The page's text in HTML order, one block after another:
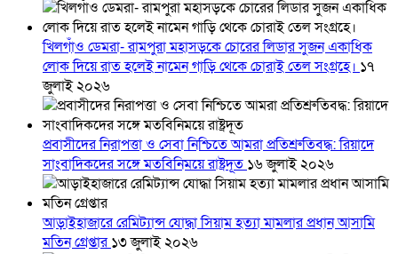
খিলগাঁও ডেমরা- রামপুরা মহাসড়কে চোরের লিডার সুজন একাধিক
লোক দিয়ে রাত হলেই নামেন গাড়ি থেকে চোরাই তেল সংগ্রহে। ১৭
জুলাই ২০২৬
প্রবাসীদের নিরাপত্তা ও সেবা নিশ্চিতে আমরা প্রতিশ্রুতিবদ্ধ: রিয়াদে
সাংবাদিকদের সঙ্গে মতবিনিময়ে রাষ্ট্রদূত ১৬ জুলাই ২০২৬
আড়াইহাজারে রেমিট্যান্স যোদ্ধা সিয়াম হত্যা মামলার প্রধান আসামি
মতিন গ্রেপ্তার১৩ জুলাই ২০২৬